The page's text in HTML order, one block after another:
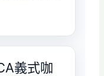
義式咖